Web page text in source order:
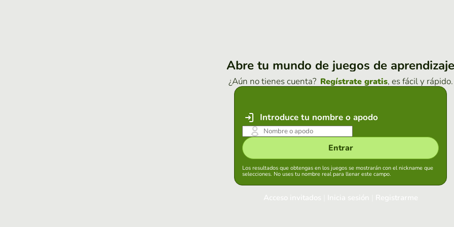
Abre tu mundo de juegos de aprendizaje
¿Aún no tienes cuenta? Regístrate gratis, es fácil y rápido.
Introduce tu nombre o apodo
Entrar
Los resultados que obtengas en los juegos se mostrarán con el nickname que
selecciones. No uses tu nombre real para llenar este campo.
Acceso invitados Inicia sesión Registrarme